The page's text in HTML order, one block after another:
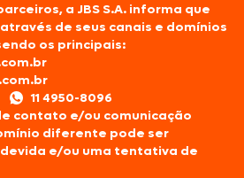
a JBS S.A. informa que
de seus canais e domínios
os principais:
11 4950-8096
contato e/ou comunicação
diferente pode ser
e/ou uma tentativa de